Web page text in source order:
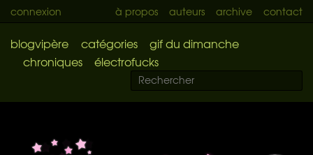
connexion à propos auteurs archive contact
blogvipère catégories
gif du dimanche
chroniques
électrofucks